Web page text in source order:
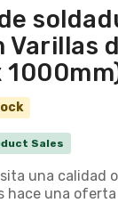
Varillas
Sales
una calidad
hace una oferta